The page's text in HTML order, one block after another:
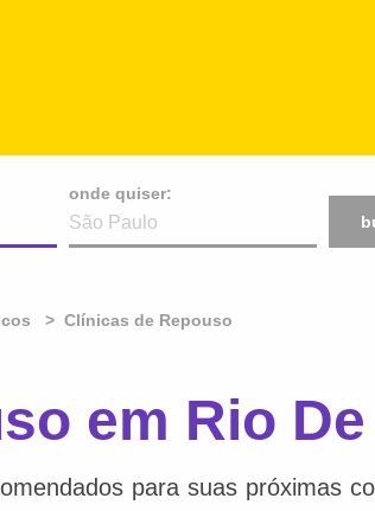
onde quiser:
Clínicas de Repouso
em Rio
para suas próximas